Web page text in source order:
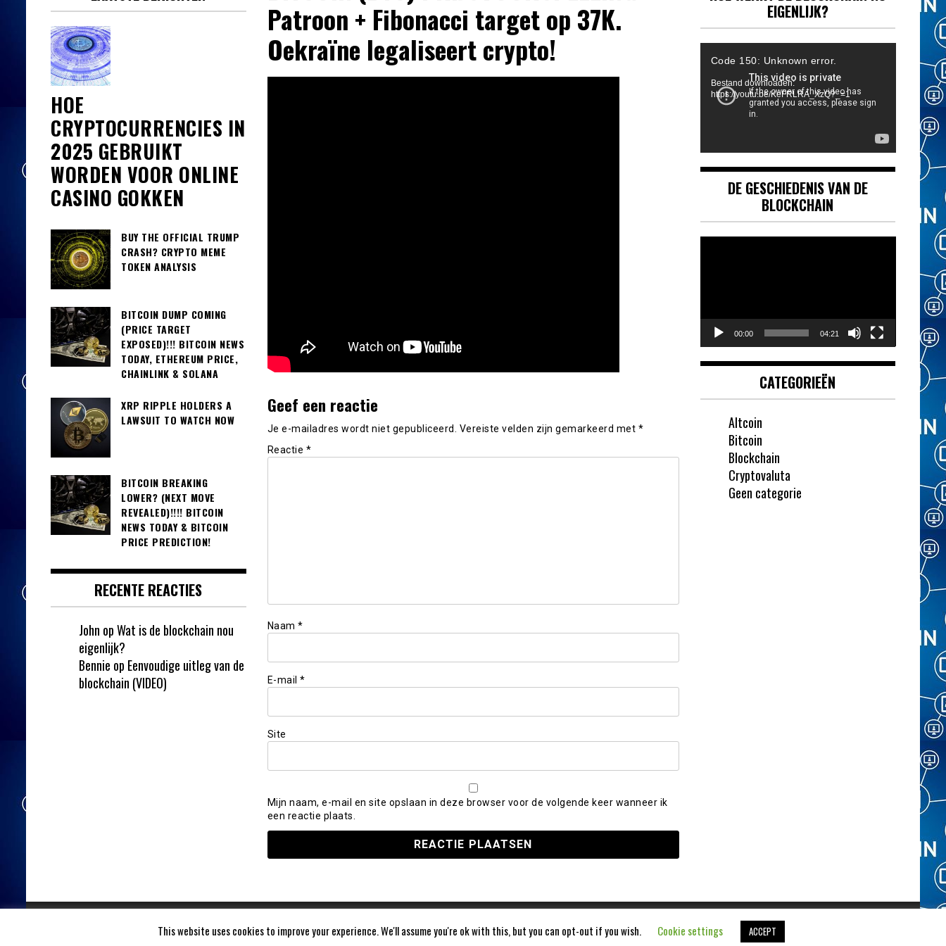
Patroon + Fibonacci target op 37K.
Oekraïne legaliseert crypto!
Geef een reactie
Je e-mailadres wordt niet gepubliceerd. Vereiste velden zijn gemarkeerd met *
Reactie *
Naam *
E-mail *
Site
Mijn naam, e-mail en site opslaan in deze browser voor de volgende keer wanneer ik
een reactie plaats.
HOE
CRYPTOCURRENCIES IN
2025 GEBRUIKT
WORDEN VOOR ONLINE
CASINO GOKKEN
BUY THE OFFICIAL TRUMP
CRASH? CRYPTO MEME
TOKEN ANALYSIS
BITCOIN DUMP COMING
(PRICE TARGET
EXPOSED)!!! BITCOIN NEWS
TODAY, ETHEREUM PRICE,
CHAINLINK & SOLANA
XRP RIPPLE HOLDERS A
LAWSUIT TO WATCH NOW
BITCOIN BREAKING
LOWER? (NEXT MOVE
REVEALED)!!!! BITCOIN
NEWS TODAY & BITCOIN
PRICE PREDICTION!
RECENTE REACTIES
John opWat is de blockchain nou
eigenlijk?
Bennie op Eenvoudige uitleg van de
blockchain (VIDEO)
EIGENLIJK?
Code 150: Unknown error.
Bestand downloaden:
https://youtu.be/KeFRLRA_XzQ?_=1
DE GESCHIEDENIS VAN DE
BLOCKCHAIN
00:00 04:21
CATEGORIEËN
Altcoin
Bitcoin
Blockchain
Cryptovaluta
Geen categorie
This website uses cookies to improve your experience. We'll assume you're ok with this, but you can opt-out if you wish. Cookie settings ACCEPT